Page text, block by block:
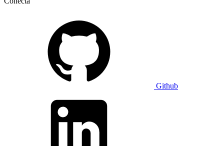
Github